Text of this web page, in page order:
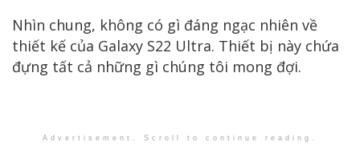
Nhìn chung, không có gì đáng ngạc nhiên về
thiết kế của Galaxy S22 Ultra. Thiết bị này chứa
đựng tất cả những gì chúng tôi mong đợi.
Advertisement. Scroll to continue reading.